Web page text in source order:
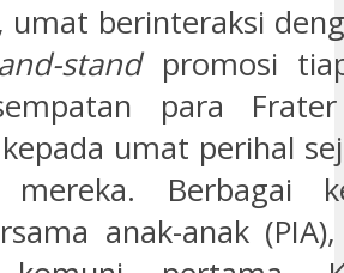
umat berinteraksi
stand promosi
para
umat perihal
mereka. Berbagai
anak-anak